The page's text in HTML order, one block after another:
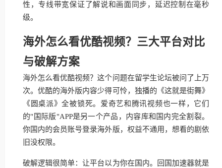
性，专线带宽保证了解说和画面同步，延迟控制在毫秒
级。
海外怎么看优酷视频？三大平台对比
与破解方案
海外怎么看优酷视频？这个问题在留学生论坛被问了上万
次。优酷的海外版内容少得可怜，独播的《这就是街舞》
《圆桌派》全被锁死。爱奇艺和腾讯视频也一样，它们
的"国际版"APP是另一个产品，内容库和国内完全割裂。
你国内的会员账号登录海外版，权益不通用，想看的剧依
旧没权限。
破解逻辑很简单：让平台以为你在国内。回国加速器就是